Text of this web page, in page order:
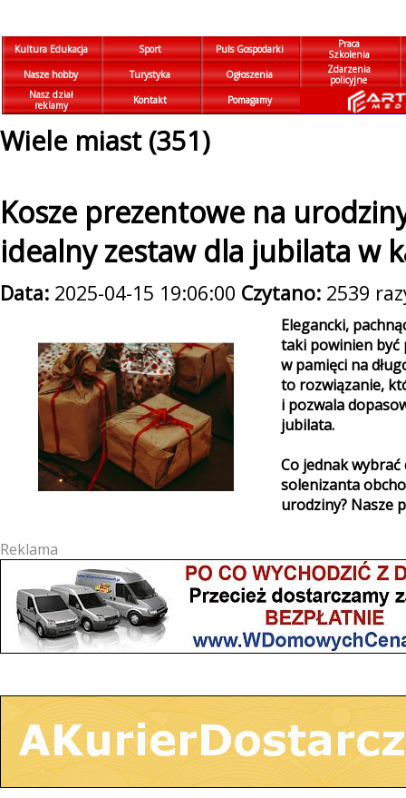
Kultura Edukacja Sport Puls Gospodarki
Praca
Szkolenia
Nasze hobby
Turystyka Ogłoszenia
Zdarzenia
policyjne
Nasz dział
reklamy
Kontakt Pomagamy
Wiele miast (351)
Kosze prezentowe na
idealny zestaw dla jubilata w
Data: 2025-04-15 19:06:00 Czytano: 2539
Elegancki,
taki powinien być
w pamięci na
to rozwiązanie,
i pozwala
jubilata.
Co jednak
solenizanta
urodziny? Nasze
Reklama